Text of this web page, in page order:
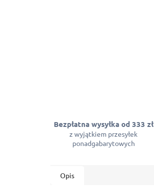
Bezpłatna wysyłka od 333 zł
z wyjątkiem przesyłek
ponadgabarytowych
Opis